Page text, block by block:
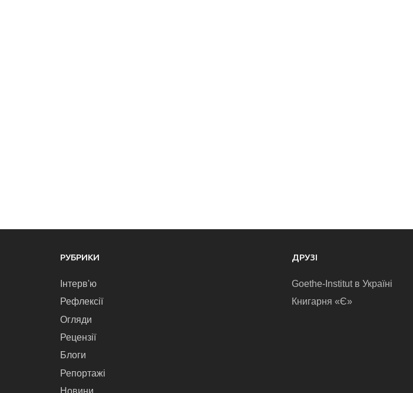
РУБРИКИ
Інтерв'ю
Рефлексії
Огляди
Рецензії
Блоги
Репортажі
Новини
ДРУЗІ
Goethe-Institut в Україні
Книгарня «Є»